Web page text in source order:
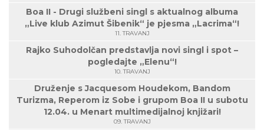
Boa II - Drugi službeni singl s aktualnog albuma
„Live klub Azimut Šibenik“ je pjesma „Lacrima“!
11. TRAVANJ
Rajko Suhodolčan predstavlja novi singl i spot –
pogledajte „Elenu“!
10. TRAVANJ
Druženje s Jacquesom Houdekom, Bandom
Turizma, Reperom iz Sobe i grupom Boa II u subotu
12.04. u Menart multimedijalnoj knjižari!
09. TRAVANJ